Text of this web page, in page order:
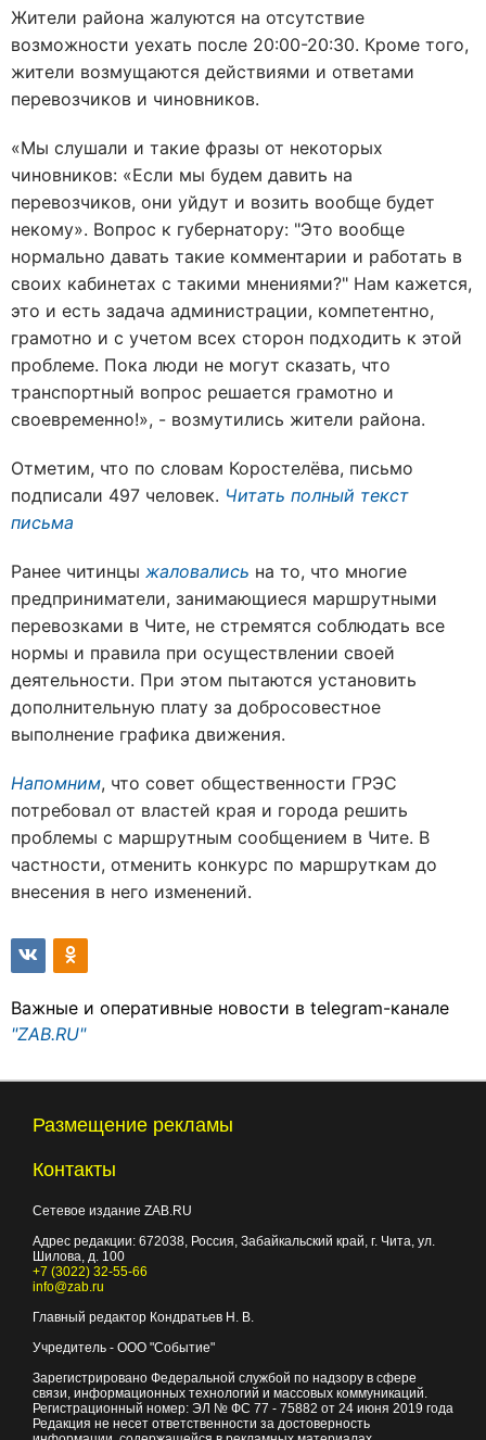
Жители района жалуются на отсутствие
возможности уехать после 20:00-20:30. Кроме того,
жители возмущаются действиями и ответами
перевозчиков и чиновников.
«Мы слушали и такие фразы от некоторых
чиновников: «Если мы будем давить на
перевозчиков, они уйдут и возить вообще будет
некому». Вопрос к губернатору: "Это вообще
нормально давать такие комментарии и работать в
своих кабинетах с такими мнениями?" Нам кажется,
это и есть задача администрации, компетентно,
грамотно и с учетом всех сторон подходить к этой
проблеме. Пока люди не могут сказать, что
транспортный вопрос решается грамотно и
своевременно!», - возмутились жители района.
Отметим, что по словам Коростелёва, письмо
подписали 497 человек. Читать полный текст
письма
Ранее читинцы жаловались на то, что многие
предприниматели, занимающиеся маршрутными
перевозками в Чите, не стремятся соблюдать все
нормы и правила при осуществлении своей
деятельности. При этом пытаются установить
дополнительную плату за добросовестное
выполнение графика движения.
Напомним, что совет общественности ГРЭС
потребовал от властей края и города решить
проблемы с маршрутным сообщением в Чите. В
частности, отменить конкурс по маршруткам до
внесения в него изменений.
Важные и оперативные новости в telegram-канале
"ZAB.RU"
Размещение рекламы
Контакты
Сетевое издание ZAB.RU
Адрес редакции: 672038, Россия, Забайкальский край, г. Чита, ул.
Шилова, д. 100
+7 (3022) 32-55-66
info@zab.ru
Главный редактор Кондратьев Н. В.
Учредитель - ООО "Событие"
Зарегистрировано Федеральной службой по надзору в сфере
связи, информационных технологий и массовых коммуникаций.
Регистрационный номер: ЭЛ № ФС 77 - 75882 от 24 июня 2019 года
Редакция не несет ответственности за достоверность